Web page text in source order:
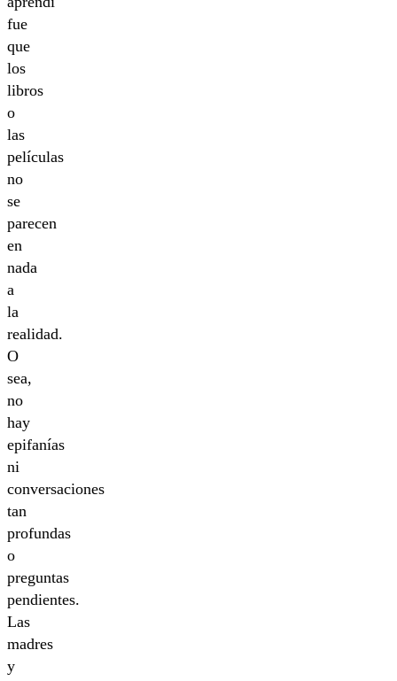
fue
que
los
libros
o
las
películas
no
se
parecen
en
nada
a
la
realidad.
O
sea,
no
hay
epifanías
ni
conversaciones
tan
profundas
o
preguntas
pendientes.
Las
madres
y